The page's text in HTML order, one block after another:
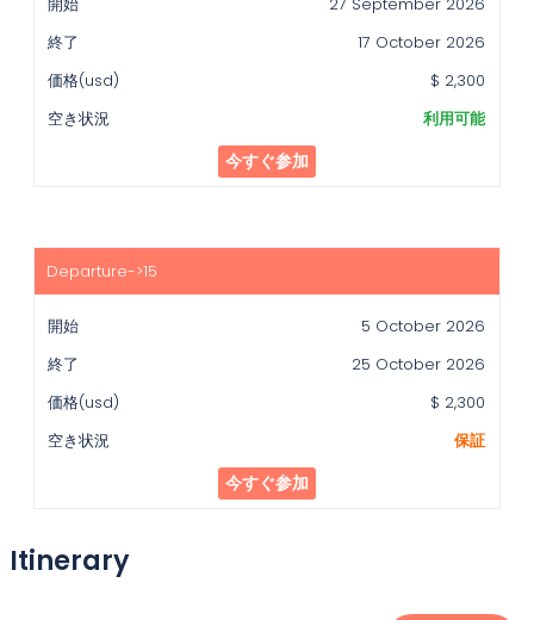
27 September 2026
17 October 2026
$ 2,300
利用可能
今すぐ参加
5 October 2026
25 October 2026
$ 2,300
保証
今すぐ参加
Itinerary